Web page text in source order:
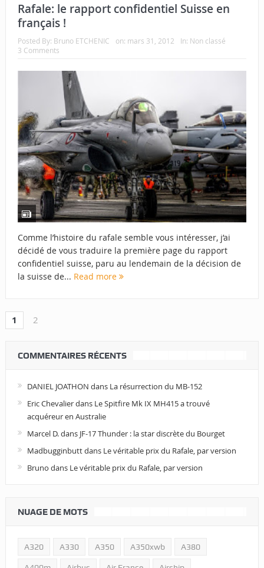
Rafale: le rapport confidentiel Suisse en
français !
Posted By: Bruno ETCHENIC on: mars 31, 2012 In: Non classé
3 Comments
Comme l’histoire du rafale semble vous intéresser, j’ai
décidé de vous traduire la première page du rapport
confidentiel suisse, paru au lendemain de la décision de
la suisse de... Read more
1 2
COMMENTAIRES RÉCENTS
DANIEL JOATHON dans La résurrection du MB-152
Eric Chevalierdans Le Spitfire Mk IX MH415 a trouvé
acquéreur en Australie
Marcel D.dans JF-17 Thunder : la star discrète du Bourget
Madbugginbuttdans Le véritable prix du Rafale, par version
Bruno dans Le véritable prix du Rafale, par version
NUAGE DE MOTS
A320 A330 A350 A350xwb A380